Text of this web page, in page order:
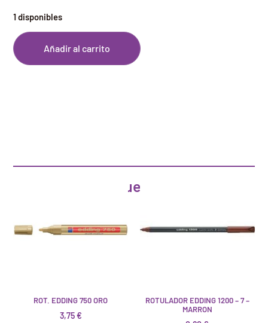
1 disponibles
Añadir al carrito
Artículos que pueden interesarte
ROT. EDDING 750 ORO
3,75€
ROTULADOR EDDING 1200 – 7 –
MARRON